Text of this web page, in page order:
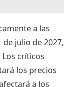
a las
julio de 2027,
Los críticos
los precios
a los